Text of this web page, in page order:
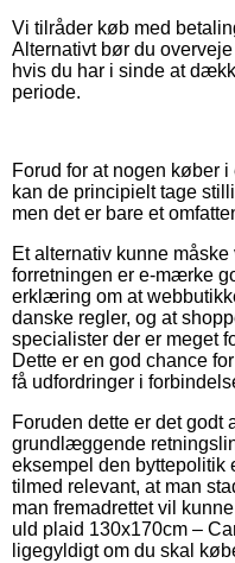
Vi tilråder køb med
Alternativt bør du
hvis du har i sinde at
periode.
Forud for at nogen køber
kan de principielt tage
men det er bare et
Et alternativ kunne
forretningen er e-mærke
erklæring om at
danske regler, og at
specialister der er meget
Dette er en god chance
få udfordringer i
Foruden dette er det
grundlæggende
eksempel den byttepolitik
tilmed relevant, at man
man fremadrettet vil
uld plaid 130x170cm –
ligegyldigt om du skal